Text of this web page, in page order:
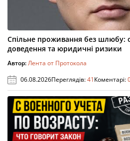
Спільне проживання без шлюбу:
доведення та юридичні ризики
Автор:Лента от Протокола
06.08.2026Переглядів:41Коментарі: